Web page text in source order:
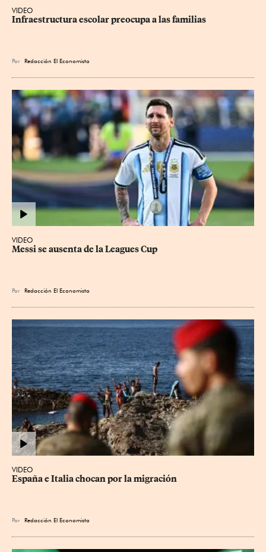
VIDEO
Infraestructura escolar preocupa a las familias
Por Redacción El Economista
VIDEO
Messi se ausenta de la Leagues Cup
Por Redacción El Economista
VIDEO
España e Italia chocan por la migración
Por Redacción El Economista